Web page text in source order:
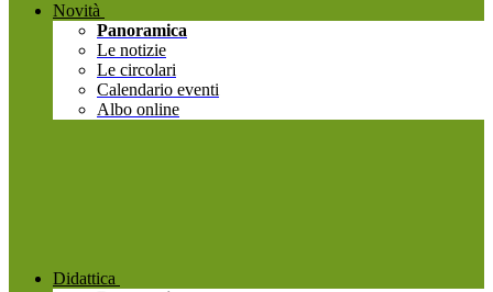
Novità
Panoramica
Le notizie
Le circolari
Calendario eventi
Albo online
Didattica